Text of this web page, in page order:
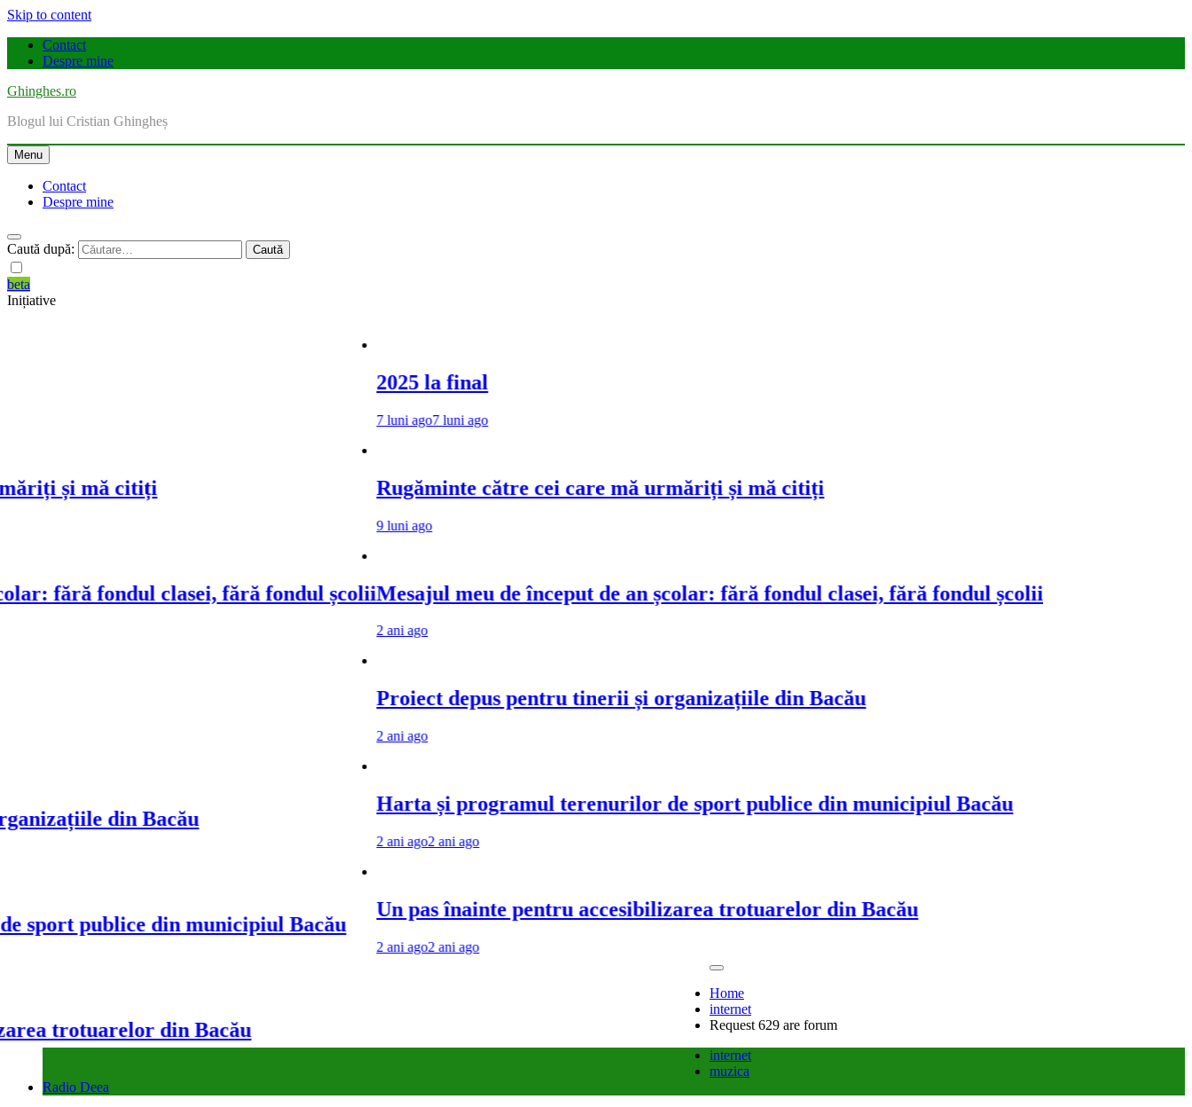
Skip to content
Contact
Despre mine
Ghinghes.ro
Blogul lui Cristian Ghingheș
Menu
Contact
Despre mine
Caută după:
beta
Inițiative
și mă citiți
fondul clasei, fără fondul școlii
din Bacău
publice din municipiul Bacău
din Bacău
2025 la final
7 luni ago7 luni ago
Rugăminte către cei care mă urmăriți și mă citiți
9 luni ago
Mesajul meu de început de an școlar: fără fondul clasei, fără fondul școlii
Proiect depus pentru tinerii și organizațiile din Bacău
Harta și programul terenurilor de sport publice din municipiul Bacău
2 ani ago
Un pas înainte pentru accesibilizarea trotuarelor din Bacău
2 ani ago
Home
internet
Request 629 are forum
internet
muzica
Radio Deea